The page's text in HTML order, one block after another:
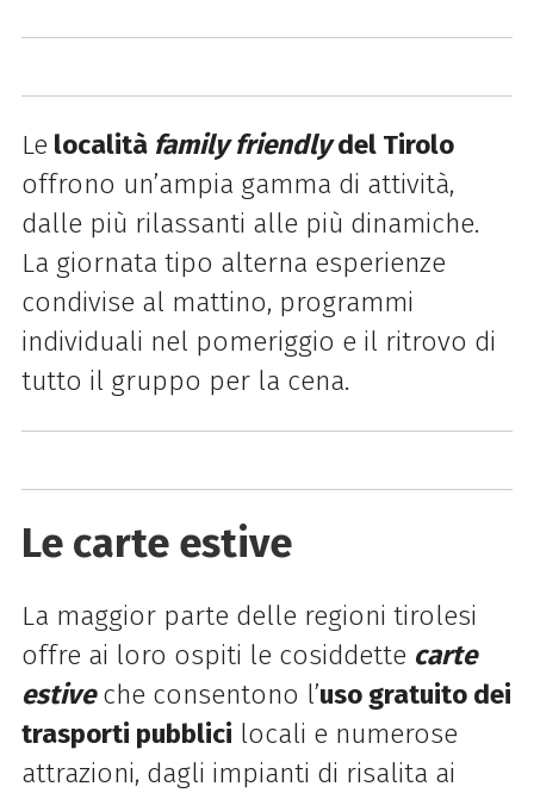
Le località family friendlydel Tirolo
offrono un’ampia gamma di attività,
dalle più rilassanti alle più dinamiche.
La giornata tipo alterna esperienze
condivise al mattino, programmi
individuali nel pomeriggio e il ritrovo di
tutto il gruppo per la cena.
Le carte estive
La maggior parte delle regioni tirolesi
offre ai loro ospiti le cosiddette carte
estiveche consentono l’uso gratuito dei
trasporti pubblici locali e numerose
attrazioni, dagli impianti di risalita ai